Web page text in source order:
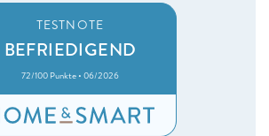
TESTNOTE
BEFRIEDIGEND
72/100 Punkte • 06/2026